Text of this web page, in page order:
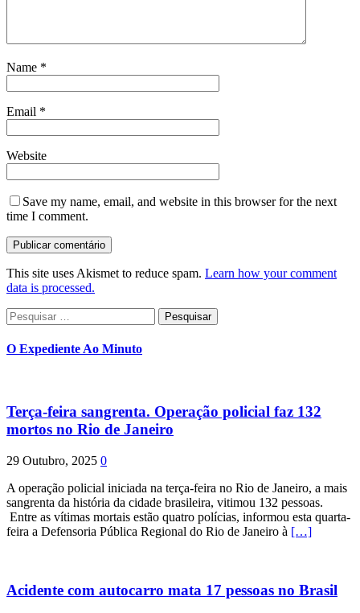
Name *
Email *
Website
Save my name, email, and website in this browser for the next
time I comment.
This site uses Akismet to reduce spam. Learn how your comment
data is processed.
Pesquisar
por:
O Expediente Ao Minuto
Terça-feira sangrenta. Operação policial faz 132
mortos no Rio de Janeiro
29 Outubro, 2025 0
A operação policial iniciada na terça-feira no Rio de Janeiro, a mais
sangrenta da história da cidade brasileira, vitimou 132 pessoas.
Entre as vítimas mortais estão quatro polícias, informou esta quarta-
feira a Defensoria Pública Regional do Rio de Janeiro à […]
Acidente com autocarro mata 17 pessoas no Brasil